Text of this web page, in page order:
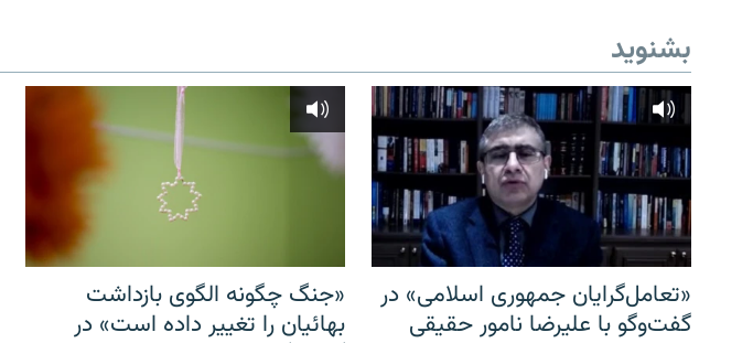
بشنوید
«تعامل‌گرایان جمهوری اسلامی» در
گفت‌وگو با علیرضا نامور حقیقی
«جنگ چگونه الگوی بازداشت
بهائیان را تغییر داده است» در